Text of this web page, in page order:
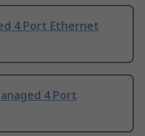
4 Port Ethernet
4 Port